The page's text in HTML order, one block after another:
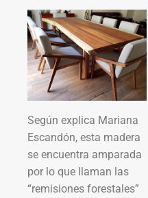
Según explica Mariana
Escandón, esta madera
se encuentra amparada
por lo que llaman las
“remisiones forestales”